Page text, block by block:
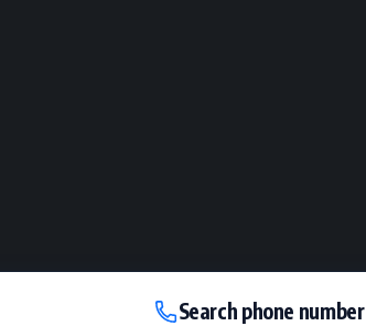
Search phone number